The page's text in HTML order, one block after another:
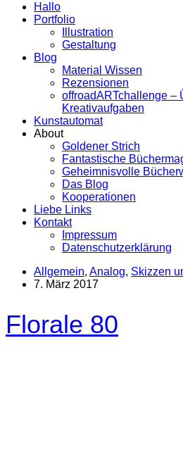
Hallo
Portfolio
Illustration
Gestaltung
Blog
Material Wissen
Rezensionen
offroadARTchallenge –
Kreativaufgaben
Kunstautomat
About
Goldener Strich
Fantastische
Geheimnisvolle
Das Blog
Kooperationen
Liebe Links
Kontakt
Impressum
Datenschutzerklärung
Allgemein, Analog, Skizzen
7. März 2017
Florale 80